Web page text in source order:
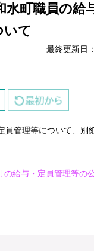
水町職員の給
いて
最終更新日
員管理等について、別
の給与・定員管理等の